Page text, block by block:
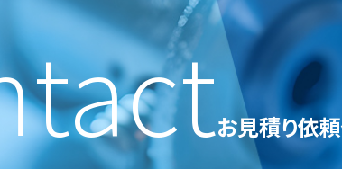
お見積り依